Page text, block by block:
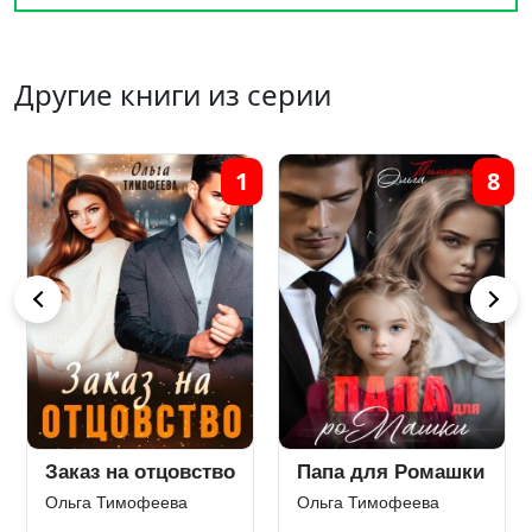
Другие книги из серии
8
Моя. Запретная
Ольга Тимофеева
7
Капкан на
прокурора